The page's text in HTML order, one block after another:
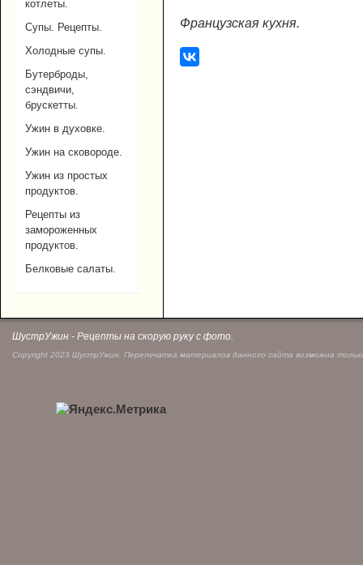
котлеты.
Супы. Рецепты.
Холодные супы.
Бутерброды,
сэндвичи,
брускетты.
Ужин в духовке.
Ужин на сковороде.
Ужин из простых
продуктов.
Рецепты из
замороженных
продуктов.
Белковые салаты.
Французская кухня.
ШустрУжин - Рецепты на скорую руку с фото.
Copyright 2023 ШустрУжин. Перепечатка материалов данного сайта возможна